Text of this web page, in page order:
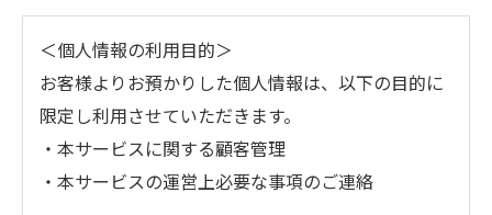
＜個人情報の利用目的＞
お客様よりお預かりした個人情報は、以下の目的に
限定し利用させていただきます。
・本サービスに関する顧客管理
・本サービスの運営上必要な事項のご連絡